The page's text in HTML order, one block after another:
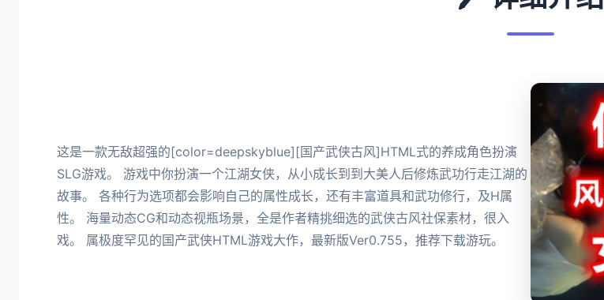
这是一款无敌超强的[color=deepskyblue][国产武侠古风]HTML式的养成角色扮演
SLG游戏。 游戏中你扮演一个江湖女侠，从小成长到到大美人后修炼武功行走江湖的
故事。 各种行为选项都会影响自己的属性成长，还有丰富道具和武功修行，及H属
性。 海量动态CG和动态视瓶场景，全是作者精挑细选的武侠古风社保素材，很入
戏。 属极度罕见的国产武侠HTML游戏大作，最新版Ver0.755，推荐下载游玩。